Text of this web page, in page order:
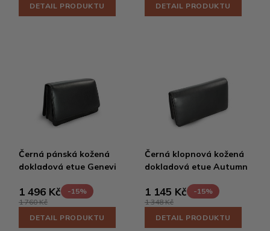
DETAIL PRODUKTU
DETAIL PRODUKTU
Černá pánská kožená
dokladová etue Genevi
1 496 Kč
-15%
1 760 Kč
DETAIL PRODUKTU
Černá klopnová kožená
dokladová etue Autumn
1 145 Kč
-15%
1 348 Kč
DETAIL PRODUKTU